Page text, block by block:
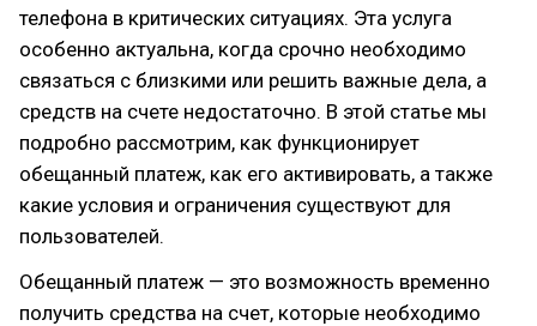
телефона в критических ситуациях. Эта услуга
особенно актуальна, когда срочно необходимо
связаться с близкими или решить важные дела, а
средств на счете недостаточно. В этой статье мы
подробно рассмотрим, как функционирует
обещанный платеж, как его активировать, а также
какие условия и ограничения существуют для
пользователей.
Обещанный платеж — это возможность временно
получить средства на счет, которые необходимо